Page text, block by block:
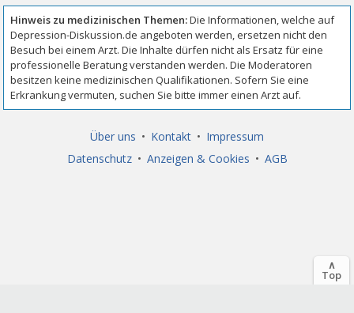
Über uns • Kontakt • Impressum
Datenschutz • Anzeigen & Cookies • AGB
∧
Top